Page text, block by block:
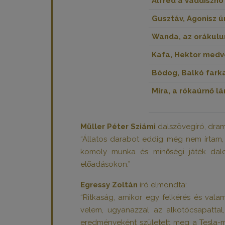
Gusztáv, Agonisz
Wanda, az
Kafa, Hektor
Bódog, Balkó
Mira, a rókaúrnő
Müller Péter Sziámi dalszövegíró,
“Állatos darabot eddig még nem
komoly munka és minőségi játék
előadásokon.”
Egressy Zoltán író elmondta:
“Ritkaság, amikor egy felkérés és
velem, ugyanazzal az
eredményeként született meg a